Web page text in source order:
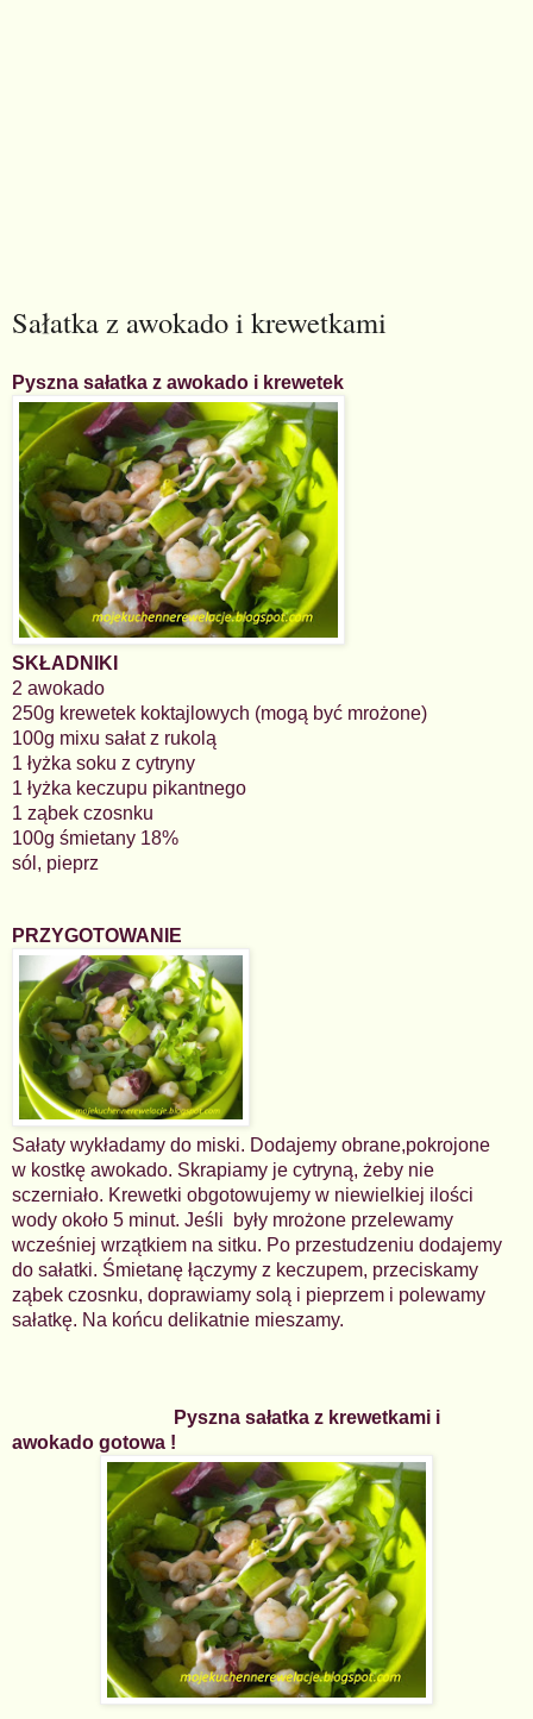
Sałatka z awokado i krewetkami
Pyszna sałatka z awokado i krewetek
SKŁADNIKI
2 awokado
250g krewetek koktajlowych (mogą być mrożone)
100g mixu sałat z rukolą
1 łyżka soku z cytryny
1 łyżka keczupu pikantnego
1 ząbek czosnku
100g śmietany 18%
sól, pieprz
PRZYGOTOWANIE
Sałaty wykładamy do miski. Dodajemy obrane,pokrojone
w kostkę awokado. Skrapiamy je cytryną, żeby nie
sczerniało. Krewetki obgotowujemy w niewielkiej ilości
wody około 5 minut. Jeśli
były mrożone przelewamy
wcześniej wrzątkiem na sitku. Po przestudzeniu dodajemy
do sałatki. Śmietanę łączymy z keczupem, przeciskamy
ząbek czosnku, doprawiamy solą i pieprzem i polewamy
sałatkę. Na końcu delikatnie mieszamy.
Pyszna sałatka z krewetkami i
awokado gotowa !